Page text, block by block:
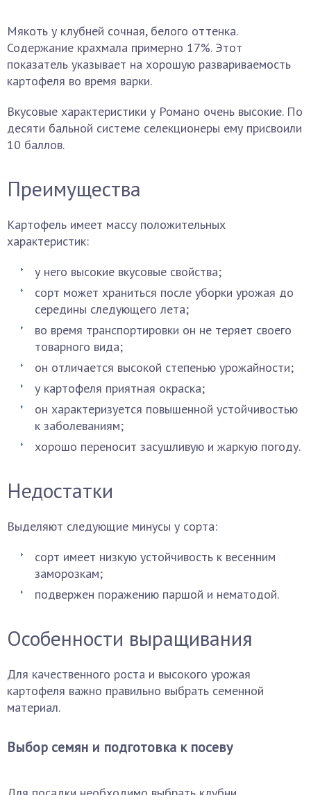
Мякоть у клубней сочная, белого оттенка.
Содержание крахмала примерно 17%. Этот
показатель указывает на хорошую развариваемость
картофеля во время варки.
Вкусовые характеристики у Романо очень высокие. По
десяти бальной системе селекционеры ему присвоили
10 баллов.
Преимущества
Картофель имеет массу положительных
характеристик:
у него высокие вкусовые свойства;
сорт может храниться после уборки урожая до
середины следующего лета;
во время транспортировки он не теряет своего
товарного вида;
он отличается высокой степенью урожайности;
у картофеля приятная окраска;
он характеризуется повышенной устойчивостью
к заболеваниям;
хорошо переносит засушливую и жаркую погоду.
Недостатки
Выделяют следующие минусы у сорта:
сорт имеет низкую устойчивость к весенним
заморозкам;
подвержен поражению паршой и нематодой.
Особенности выращивания
Для качественного роста и высокого урожая
картофеля важно правильно выбрать семенной
материал.
Выбор семян и подготовка к посеву